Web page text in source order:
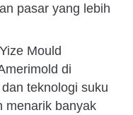
pasar yang lebih
Mould
di
teknologi suku
menarik banyak